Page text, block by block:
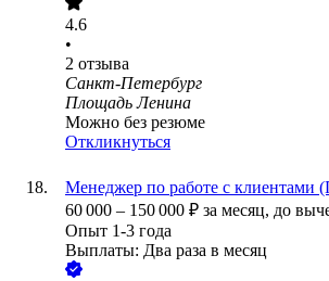
4.6
•
2 отзыва
Санкт-Петербург
Площадь Ленина
Можно без резюме
Откликнуться
Менеджер по работе с
60 000 – 150 000 ₽ за месяц, до
Опыт 1-3 года
Выплаты: Два раза в месяц